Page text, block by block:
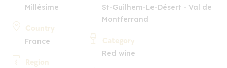
Millésime
Country
France
Region
St-Guilhem-Le-Désert - Val de
Montferrand
Category
Red wine